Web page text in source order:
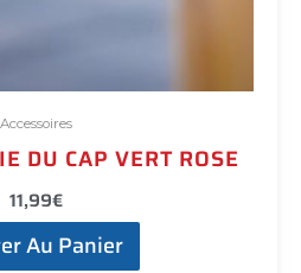
Accessoires
DU CAP VERT ROSE
11,99€
Au Panier